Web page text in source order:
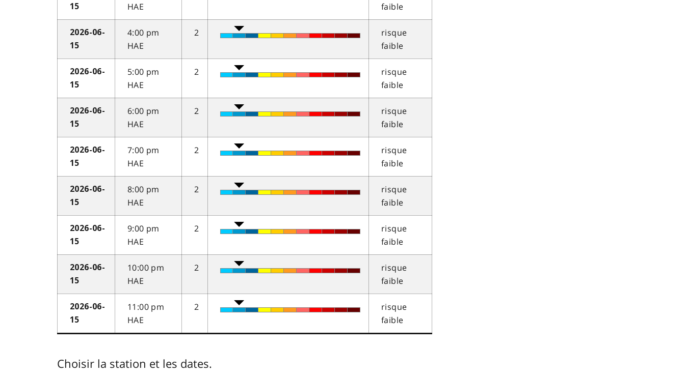
15
HAE
faible
2026-06-
15
4:00 pm
HAE
2
risque
faible
2026-06-
15
5:00 pm
HAE
2
risque
faible
2026-06-
15
6:00 pm
HAE
2
risque
faible
2026-06-
15
7:00 pm
HAE
2
risque
faible
2026-06-
15
8:00 pm
HAE
2
risque
faible
2026-06-
15
9:00 pm
HAE
2
risque
faible
2026-06-
15
10:00 pm
HAE
2
risque
faible
2026-06-
15
11:00 pm
HAE
2
risque
faible
Choisir la station et les dates.